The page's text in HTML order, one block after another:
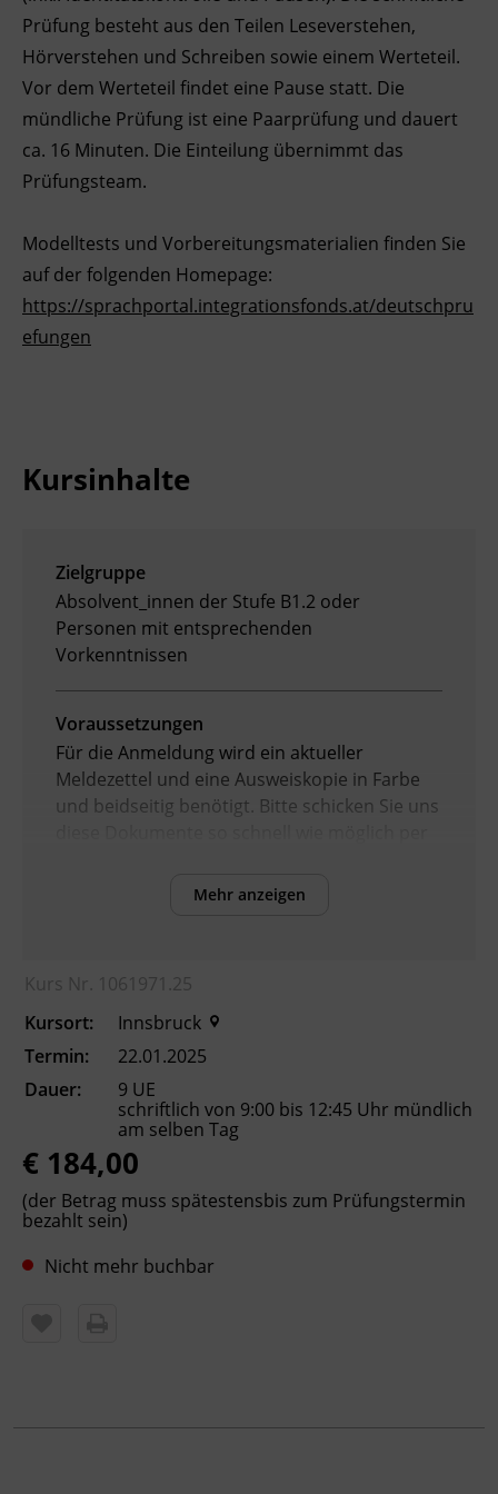
Ingenieurzertifizierung
Deutsch und Integration
Akademisches Studienzentrum
Digitales Lernen
BFI Reutte
BFI Schwaz
Prüfung besteht aus den Teilen Leseverstehen,
Hörverstehen und Schreiben sowie einem Werteteil.
Vor dem Werteteil findet eine Pause statt. Die
mündliche Prüfung ist eine Paarprüfung und dauert
ca. 16 Minuten. Die Einteilung übernimmt das
Prüfungsteam.
Modelltests und Vorbereitungsmaterialien finden Sie
auf der folgenden Homepage:
https://sprachportal.integrationsfonds.at/deutschpru
efungen
Kursinhalte
Zielgruppe
Absolvent_innen der Stufe B1.2 oder
Personen mit entsprechenden
Vorkenntnissen
Voraussetzungen
Für die Anmeldung wird ein aktueller
Meldezettel und eine Ausweiskopie in Farbe
und beidseitig benötigt. Bitte schicken Sie uns
diese im Servicecenter oder einem Standort
dann eine Anmeldebestätigung.
Kursformat
Präsenzunterricht
Leitung
Fachtrainer_in
Abschluss
Mehr anzeigen
Kurs Nr. 1061971.25
Kursort:
Innsbruck
Termin:
22.01.2025
Dauer:
9 UE
schriftlich von 9:00 bis 12:45 Uhr mündlich
am selben Tag
€ 184,00
(der Betrag muss spätestensbis zum Prüfungstermin
bezahlt sein)
Nicht mehr buchbar